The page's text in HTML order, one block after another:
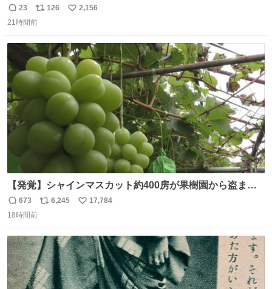
らえば？と言ったら、娘は、いらない、と言って黙々と働
いてくれました。 あとでソフトクリーム買ってやろうと思
返
信
23
リ
ポ
ト
数
126
い
数
2,156
21時間前
【発覚】シャインマスカット約400房が果樹園から盗まれ
る 栃木・佐野市 news.livedoor.com/article/detail… 被害
に遭った果樹園には防犯カメラなどはなく、シャインマス
今年に入って同様の被害は確認されておらず、警察はパト
ロールを強化する。
返
信
673
リ
ト
数
6,245
い
数
17,784
18時間前